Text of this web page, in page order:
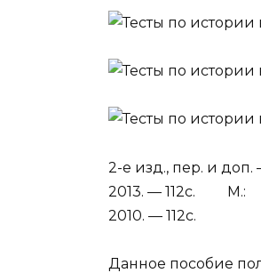
2-е изд., пер. и доп.
2013. — 112с. М.:
2010. — 112с.
Данное пособие